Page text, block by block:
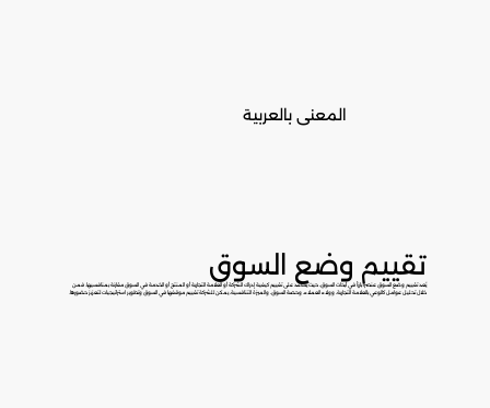
المعنى بالعربية
تقييم وضع السوق
يُعد تقييم وضع السوق عنصراً بارزاً في أبحاث السوق، حيث يساعد على تقييم كيفية إدراك الشركة أو العلامة التجارية أو المنتج أو الخدمة في السوق مقارنة بمنافسيها. فمن
خلال تحليل عوامل كالوعي بالعلامة التجارية، وولاء العملاء، وحصة السوق، والميزة التنافسية، يمكن للشركة تقييم موقفها في السوق وتطوير استراتيجيات لتعزيز حضورها.